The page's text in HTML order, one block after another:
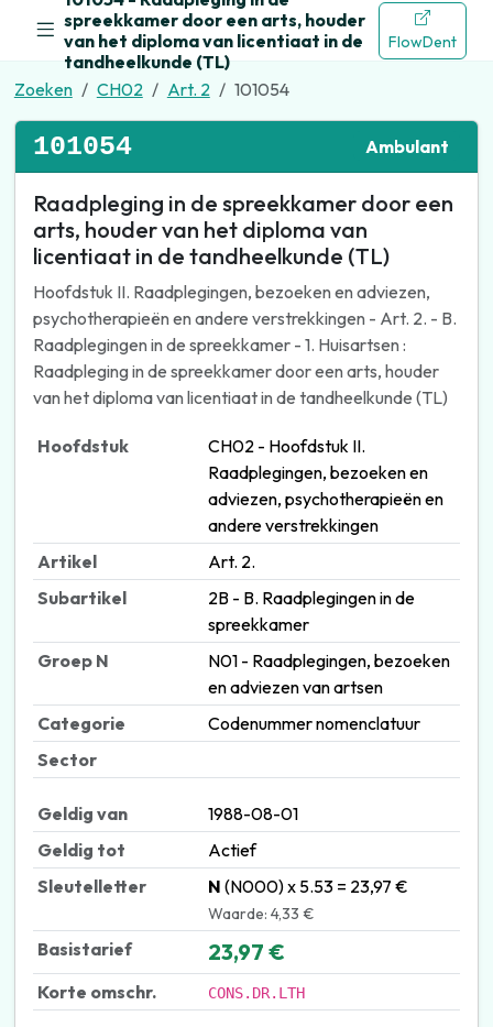
spreekkamer door een arts, houder
van het diploma van licentiaat in de
tandheelkunde (TL)
FlowDent
Zoeken CH02 Art. 2 101054
101054 Ambulant
Raadpleging in de spreekkamer door een
arts, houder van het diploma van
licentiaat in de tandheelkunde (TL)
Hoofdstuk II. Raadplegingen, bezoeken en adviezen,
psychotherapieën en andere verstrekkingen - Art. 2. - B.
Raadplegingen in de spreekkamer - 1. Huisartsen :
Raadpleging in de spreekkamer door een arts, houder
van het diploma van licentiaat in de tandheelkunde (TL)
Hoofdstuk
CH02 - Hoofdstuk II.
Raadplegingen, bezoeken en
adviezen, psychotherapieën en
andere verstrekkingen
Artikel
Art. 2.
Subartikel
2B - B. Raadplegingen in de
spreekkamer
Groep N
N01 - Raadplegingen, bezoeken
en adviezen van artsen
Categorie
Codenummer nomenclatuur
Sector
Geldig van
1988-08-01
Geldig tot
Actief
Sleutelletter
N (N000) x 5.53 = 23,97 €
Waarde: 4,33 €
Basistarief 23,97 €
Korte omschr. CONS.DR.LTH